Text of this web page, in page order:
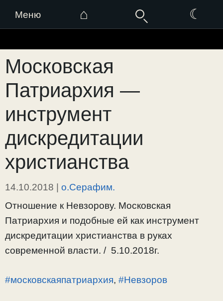
Меню ⌂ ☾
к
содержимому
Московская
Патриархия —
инструмент
дискредитации
христианства
14.10.2018 | о.Серафим.
Отношение к Невзорову. Московская
Патриархия и подобные ей как инструмент
дискредитации христианства в руках
современной власти. / 5.10.2018г.
#московскаяпатриархия, #Невзоров